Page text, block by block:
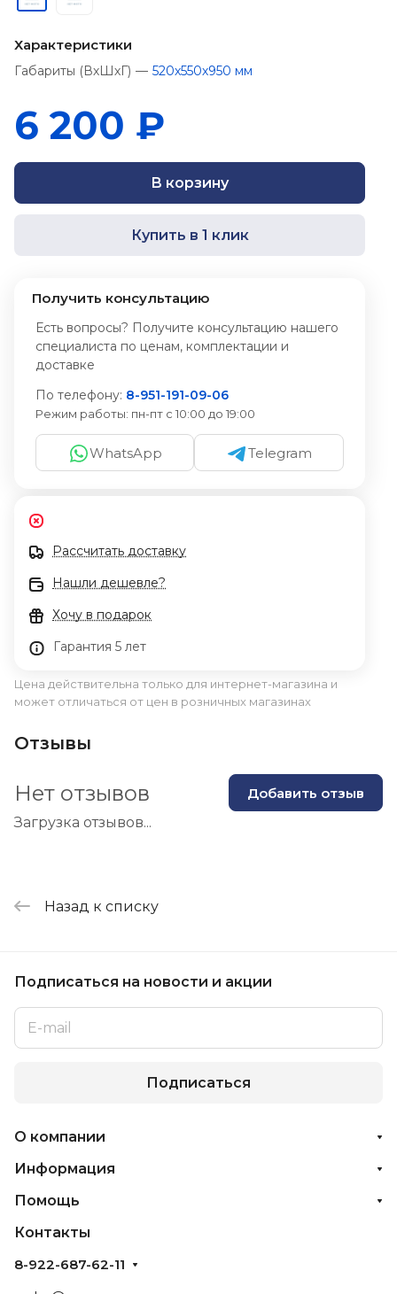
Характеристики
Габариты (ВхШхГ) — 520х550х950 мм
6 200 ₽
В корзину
Купить в 1 клик
Получить консультацию
Есть вопросы? Получите консультацию нашего
специалиста по ценам, комплектации и
доставке
По телефону: 8-951-191-09-06
Режим работы: пн-пт с 10:00 до 19:00
WhatsApp Telegram
Рассчитать доставку
Нашли дешевле?
Хочу в подарок
Гарантия 5 лет
Цена действительна только для интернет-магазина и
может отличаться от цен в розничных магазинах
Отзывы
Загрузка отзывов...
Нет отзывов Добавить отзыв
Назад к списку
Подписаться на новости и акции
Подписаться
О компании
Информация
Помощь
Контакты
8-922-687-62-11